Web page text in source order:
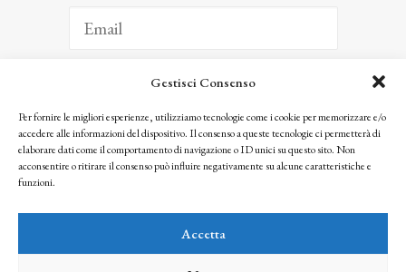
Gestisci Consenso
Per fornire le migliori esperienze, utilizziamo tecnologie come i cookie per memorizzare e/o
accedere alle informazioni del dispositivo. Il consenso a queste tecnologie ci permetterà di
elaborare dati come il comportamento di navigazione o ID unici su questo sito. Non
acconsentire o ritirare il consenso può influire negativamente su alcune caratteristiche e
funzioni.
Accetta
ISCRIVITI
Facendo clic per iscriverti, riconosci che le tue informazioni saranno trattate
seguendo la nostra Privacy Policy
© 2025 Istituto Matteucci. All right reserved
l’autorizzazione scritta dei proprietari dei diritti e dell’Istituto Matteucci